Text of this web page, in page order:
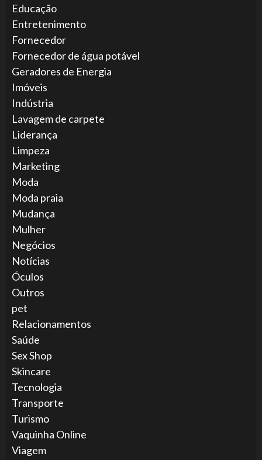
Educação
Entretenimento
Fornecedor
Fornecedor de água potável
Geradores de Energia
Imóveis
Indústria
Lavagem de carpete
Liderança
Limpeza
Marketing
Moda
Moda praia
Mudança
Mulher
Negócios
Notícias
Óculos
Outros
pet
Relacionamentos
Saúde
Sex Shop
Skincare
Tecnologia
Transporte
Turismo
Vaquinha Online
Viagem